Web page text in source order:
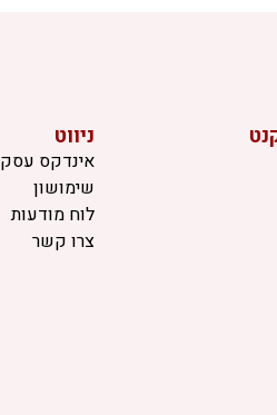
ניווט
אינדקס
שימושון
לוח מודעות
צרו קשר